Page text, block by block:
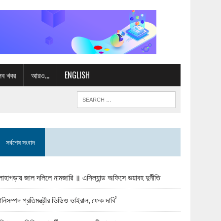
খবর আরও… ENGLISH
সর্বশেষ সংবাদ
জাল দলিলে নামজারি ॥ এসিল্যান্ড অফিসে ভয়াবহ দুর্নীতি
প্রতিমন্ত্রীর ভিডিও ভাইরাল, ফেক দাবি’